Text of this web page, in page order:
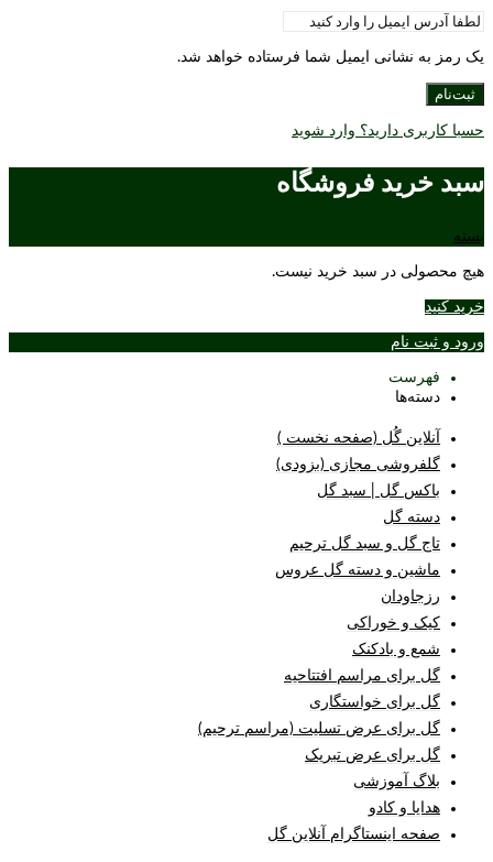
یک رمز به نشانی ایمیل شما فرستاده خواهد شد.
ثبت‌نام
حسبا کاربری دارید؟ وارد شوید
سبد خرید فروشگاه
بسته
هیچ محصولی در سبد خرید نیست.
خرید کنید
ورود و ثبت نام
فهرست
دسته‌ها
آنلاین گُل (صفحه نخست )
گلفروشی مجازی (بزودی)
باکس گل | سبد گل
دسته گل
تاج گل و سبد گل ترحیم
ماشین و دسته گل عروس
رزجاودان
کیک و خوراکی
شمع و بادکنک
گل برای مراسم افتتاحیه
گل برای خواستگاری
گل برای عرض تسلیت (مراسم ترحیم)
گل برای عرض تبریک
بلاگ آموزشی
هدایا و کادو
صفحه اینستاگرام آنلاین گل